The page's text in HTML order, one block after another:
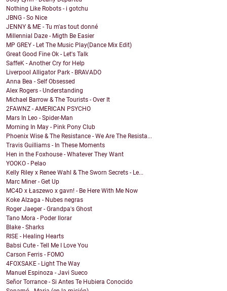
Nothing Like Robots - i gotchu
JBNG - So Nice
JENNY & ME - Tu m'as tout donné
Millennial Daze - Migth Be Easier
MP GREY - Let The Music Play(Dance Mix Edit)
Great Good Fine Ok - Let's Talk
SaffeK - Another Cry for Help
Liverpool Alligator Park - BRAVADO
Anna Bea - Self Obsessed
Alex Rogers - Understanding
Michael Barrow & The Tourists - Over It
2FAWNZ - AMERICAN PSYCHO
Mars In Leo - Spider-Man
Morning In May - Pink Pony Club
Phoenix Wise & The Resistance - We Are The Resista...
Travis Guilliams - In These Moments
Hen in the Foxhouse - Whatever They Want
YOOKO - Pelao
Kelly Riley x Renee Wahl & The Sworn Secrets - Le...
Marc Miner - Get Up
MC4D x Łaszewo x gavn! - Be Here With Me Now
Koke Alzaga - Nubes negras
Roger Jaeger - Grandpa's Ghost
Tano Mora - Poder llorar
Blake - Sharks
RISE - Healing Hearts
Babsi Cute - Tell Me I Love You
Carson Ferris - FOMO
4FOXSAKE - Light The Way
Manuel Espinoza - Javi Sueco
Señor Torrance - Si Antes Te Hubiera Conocido